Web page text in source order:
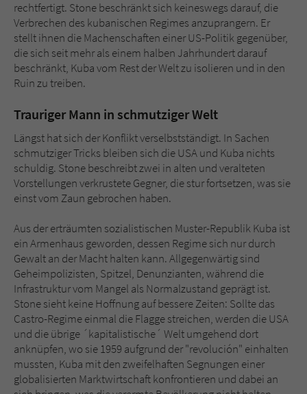
rechtfertigt. Stone beschränkt sich keineswegs darauf, die
Verbrechen des kubanischen Regimes anzuprangern. Er
stellt ihnen die Machenschaften einer US-Politik gegenüber,
die sich seit mehr als einem halben Jahrhundert darauf
beschränkt, Kuba vom Rest der Welt zu isolieren und in den
Ruin zu treiben.
Trauriger Mann in schmutziger Welt
Längst hat sich der Konflikt verselbstständigt. In Sachen
schmutziger Tricks bleiben sich die USA und Kuba nichts
schuldig. Stone beschreibt zwei in alten und veralteten
Vorstellungen verkrustete Gegner, die stur fortsetzen, was sie
einst vom Zaun gebrochen haben.
Aus der erträumten sozialistischen Muster-Republik Kuba ist
ein Armenhaus geworden, dessen Regime sich nur durch
Gewalt an der Macht halten kann. Allgegenwärtig sind
Geheimpolizisten, Spitzel, Denunzianten, während die
Infrastruktur vom Mangel als Normalzustand geprägt ist.
Stone sieht keine Hoffnung auf bessere Zeiten: Sollte das
Castro-Regime einmal die Flagge streichen, werden die USA
und die übrige ´kapitalistische´ Welt umgehend dort
anknüpfen, wo sie 1959 aufgrund der "revolución" einhalten
mussten, Kuba mit den zweifelhaften Segnungen einer
globalisierten Marktwirtschaft konfrontieren und dabei an